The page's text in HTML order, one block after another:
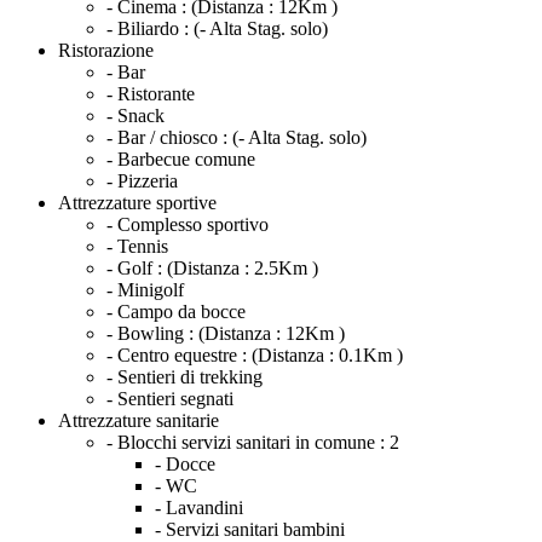
- Cinema : (Distanza : 12Km )
- Biliardo : (- Alta Stag. solo)
Ristorazione
- Bar
- Ristorante
- Snack
- Bar / chiosco : (- Alta Stag. solo)
- Barbecue comune
- Pizzeria
Attrezzature sportive
- Complesso sportivo
- Tennis
- Golf : (Distanza : 2.5Km )
- Minigolf
- Campo da bocce
- Bowling : (Distanza : 12Km )
- Centro equestre : (Distanza : 0.1Km )
- Sentieri di trekking
- Sentieri segnati
Attrezzature sanitarie
- Blocchi servizi sanitari in comune : 2
- Docce
- WC
- Lavandini
- Servizi sanitari bambini